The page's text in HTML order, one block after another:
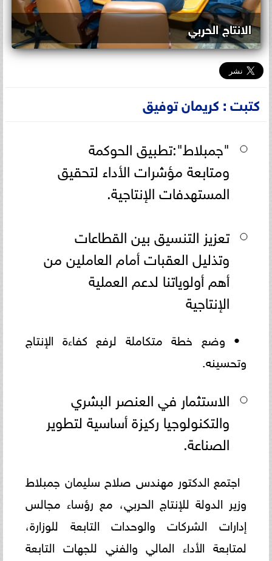
الانتاج الحربي
كتبت : كريمان توفيق
"جمبلاط":تطبيق الحوكمة
ومتابعة مؤشرات الأداء لتحقيق
المستهدفات الإنتاجية.
تعزيز التنسيق بين القطاعات
وتذليل العقبات أمام العاملين من
أهم أولوياتنا لدعم العملية
الإنتاجية
• وضع خطة متكاملة لرفع كفاءة الإنتاج
وتحسينه.
الاستثمار في العنصر البشري
والتكنولوجيا ركيزة أساسية لتطوير
الصناعة.
اجتمع الدكتور مهندس صلاح سليمان جمبلاط
وزير الدولة للإنتاج الحربي، مع رؤساء مجالس
إدارات الشركات والوحدات التابعة للوزارة،
لمتابعة الأداء المالي والفني للجهات التابعة